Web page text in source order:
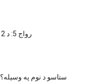
رواج 5: د 12 مرحلو ډلو موخه
څه شی دی "MS" ستاسو د نوم په وسیله؟